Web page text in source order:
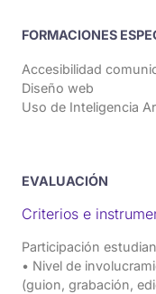
FORMACIONES
Accesibilidad
Diseño web
Uso de Inteligencia
EVALUACIÓN
Criterios e
Participación
• Nivel de
(guion, grabación,